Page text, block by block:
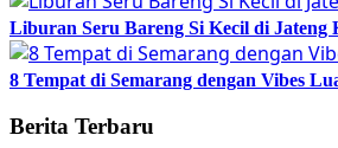
Liburan Seru Bareng Si Kecil di Jateng
8 Tempat di Semarang dengan Vibes
Berita Terbaru